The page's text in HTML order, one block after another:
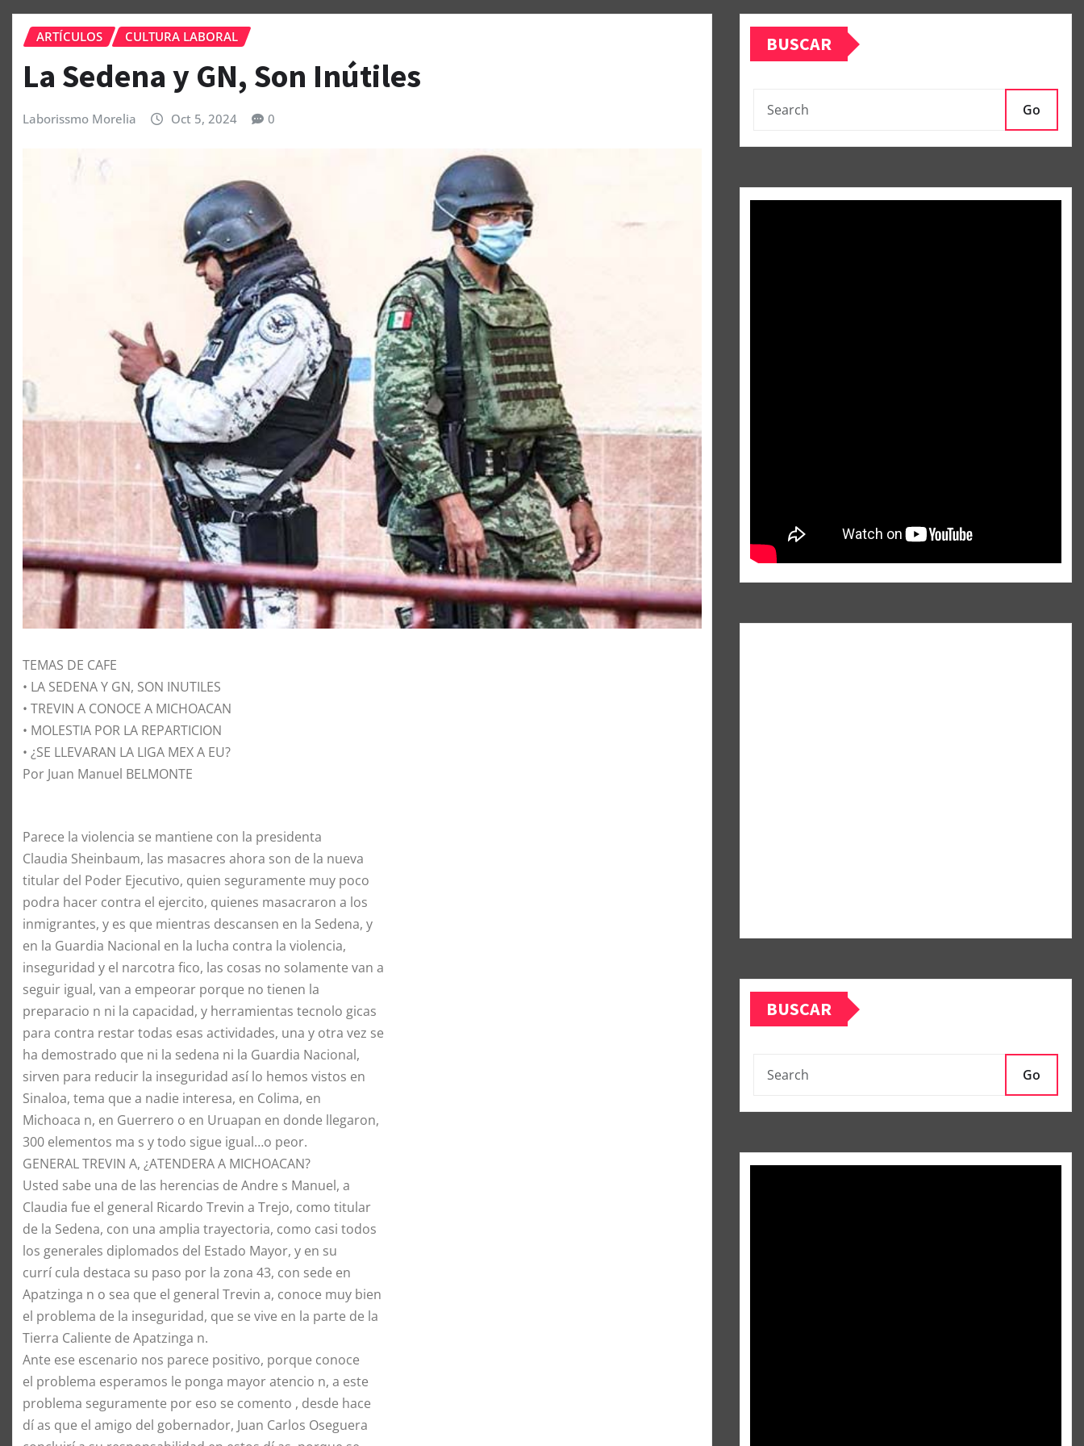
ARTÍCULOS CULTURA LABORAL
La Sedena y GN, Son Inútiles
Laborissmo Morelia Oct 5, 2024 0
TEMAS DE CAFE
• LA SEDENA Y GN, SON INUTILES
• TREVIN A CONOCE A MICHOACAN
• MOLESTIA POR LA REPARTICION
• ¿SE LLEVARAN LA LIGA MEX A EU?
Por Juan Manuel BELMONTE
Parece la violencia se mantiene con la presidenta
Claudia Sheinbaum, las masacres ahora son de la nueva
titular del Poder Ejecutivo, quien seguramente muy poco
podra hacer contra el ejercito, quienes masacraron a los
inmigrantes, y es que mientras descansen en la Sedena, y
en la Guardia Nacional en la lucha contra la violencia,
inseguridad y el narcotra fico, las cosas no solamente van a
seguir igual, van a empeorar porque no tienen la
preparacio n ni la capacidad, y herramientas tecnolo gicas
para contra restar todas esas actividades, una y otra vez se
ha demostrado que ni la sedena ni la Guardia Nacional,
sirven para reducir la inseguridad así lo hemos vistos en
Sinaloa, tema que a nadie interesa, en Colima, en
Michoaca n, en Guerrero o en Uruapan en donde llegaron,
300 elementos ma s y todo sigue igual…o peor.
GENERAL TREVIN A, ¿ATENDERA A MICHOACAN?
Usted sabe una de las herencias de Andre s Manuel, a
Claudia fue el general Ricardo Trevin a Trejo, como titular
de la Sedena, con una amplia trayectoria, como casi todos
los generales diplomados del Estado Mayor, y en su
currí cula destaca su paso por la zona 43, con sede en
Apatzinga n o sea que el general Trevin a, conoce muy bien
el problema de la inseguridad, que se vive en la parte de la
Tierra Caliente de Apatzinga n.
Ante ese escenario nos parece positivo, porque conoce
el problema esperamos le ponga mayor atencio n, a este
problema seguramente por eso se comento , desde hace
dí as que el amigo del gobernador, Juan Carlos Oseguera
BUSCAR
Go
BUSCAR
Go